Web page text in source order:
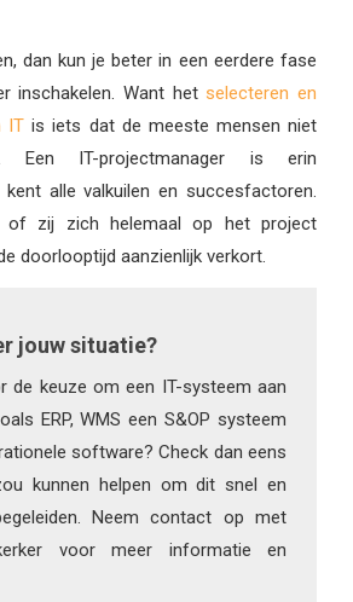
dan kun je beter in een eerdere fase
inschakelen. Want hetselecteren en
IT is iets dat de meeste mensen niet
Een IT-projectmanager is erin
kent alle valkuilen en succesfactoren.
of zij zich helemaal op het project
doorlooptijd aanzienlijk verkort.
jouw situatie?
de keuze om een IT-systeem aan
ERP, WMS een S&OP systeem
software? Check dan eens
kunnen helpen om dit snel en
Neem contact op met
voor meer informatie en